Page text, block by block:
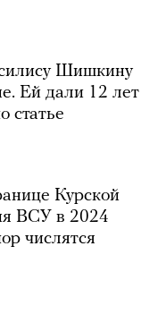
Шишкину
Ей дали 12 лет
статье
Курской
ВСУ в 2024
числятся